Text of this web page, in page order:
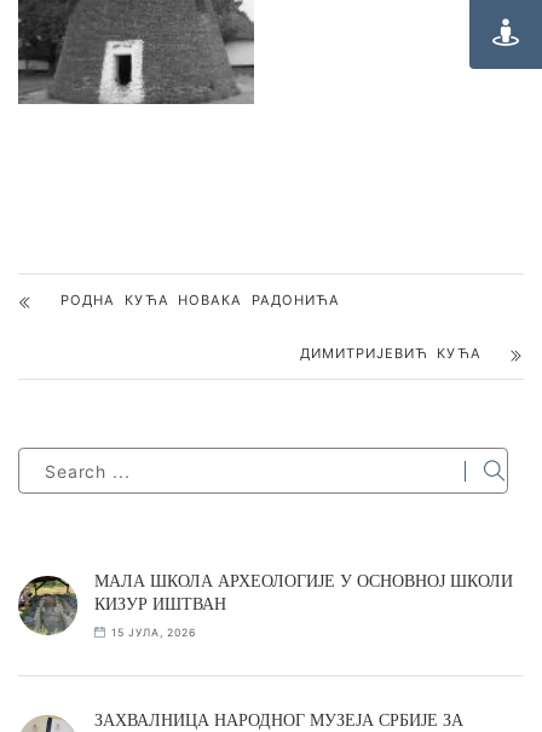
РОДНА КУЋА НОВАКА РАДОНИЋА
ДИМИТРИЈЕВИЋ КУЋА
МАЛА ШКОЛА АРХЕОЛОГИЈЕ У ОСНОВНОЈ ШКОЛИ
КИЗУР ИШТВАН
15 ЈУЛА, 2026
ЗАХВАЛНИЦА НАРОДНОГ МУЗЕЈА СРБИЈЕ ЗА